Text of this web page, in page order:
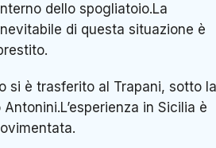
dello spogliatoio.La
di questa situazione è
si è trasferito al Trapani, sotto la
in Sicilia è